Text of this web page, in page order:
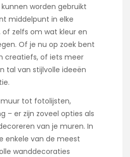
worden gebruikt
middelpunt in elke
zelfs om wat kleur en
Of je nu op zoek bent
creatiefs, of iets meer
tal van stijlvolle ideeën
tot fotolijsten,
– er zijn zoveel opties als
van je muren. In
enkele van de meest
wanddecoraties